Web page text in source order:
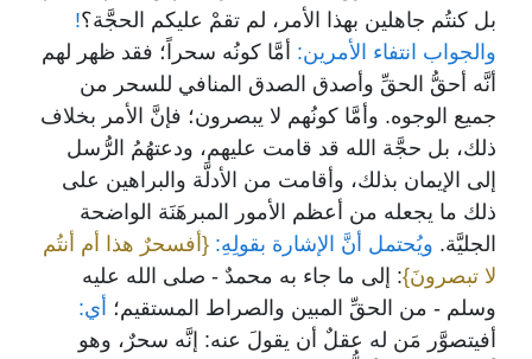
بل كنتُم جاهلين بهذا الأمر، لم تقمْ عليكم الحجَّة؟!
والجواب انتفاء الأمرين: أمَّا كونُه سحراً؛ فقد ظهر لهم
أنَّه أحقُّ الحقِّ وأصدق الصدق المنافي للسحر من
جميع الوجوه. وأمَّا كونُهم لا يبصرون؛ فإنَّ الأمر بخلاف
ذلك، بل حجَّة الله قد قامت عليهم، ودعتهُمُ الرُّسل
إلى الإيمان بذلك، وأقامت من الأدلَّة والبراهين على
ذلك ما يجعله من أعظم الأمور المبرهَنَة الواضحة
الجليَّة. ويُحتمل أنَّ الإشارة بقولِهِ: {أفسحرٌ هذا أم أنتُم
لا تبصرونَ}: إلى ما جاء به محمدٌ - صلى الله عليه
وسلم - من الحقِّ المبين والصراط المستقيم؛ أي:
أفيتصوَّر مَن له عقلٌ أن يقولَ عنه: إنَّه سحرٌ، وهو